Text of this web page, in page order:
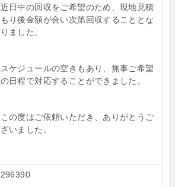
近日中の回収をご希望のため、現地見積
もり後金額が合い次第回収することとな
りました。
スケジュールの空きもあり、無事ご希望
の日程で対応することができました。
この度はご依頼いただき、ありがとうご
ざいました。
296390